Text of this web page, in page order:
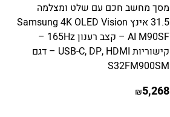
מסך מחשב חכם עם שלט ומצלמה
31.5 אינץ Samsung 4K OLED Vision
AI M90SF – קצב רענון 165Hz –
קישוריות USB-C, DP, HDMI – דגם
S32FM900SM
5,268
₪